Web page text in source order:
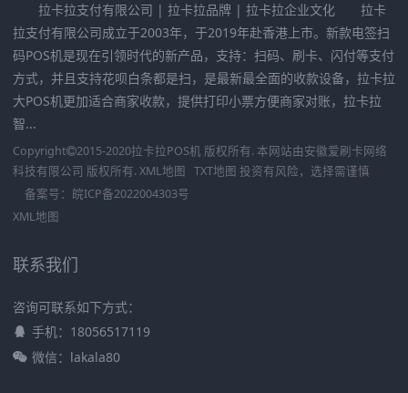
拉卡拉支付有限公司 | 拉卡拉品牌 | 拉卡拉企业文化 拉卡
拉支付有限公司成立于2003年，于2019年赴香港上市。新款电签扫
码POS机是现在引领时代的新产品，支持：扫码、刷卡、闪付等支付
方式，并且支持花呗白条都是扫，是最新最全面的收款设备，拉卡拉
大POS机更加适合商家收款，提供打印小票方便商家对账，拉卡拉
智...
Copyright 2015-2020拉卡拉POS机 版权所有. 本网站由安徽爱刷卡网络
科技有限公司 版权所有. XML地图 TXT地图 投资有风险，选择需谨慎
备案号： 皖ICP备2022004303号
XML地图
联系我们
咨询可联系如下方式：
手机：18056517119
微信：lakala80